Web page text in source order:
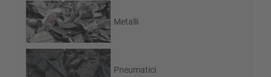
Metalli
Pneumatici